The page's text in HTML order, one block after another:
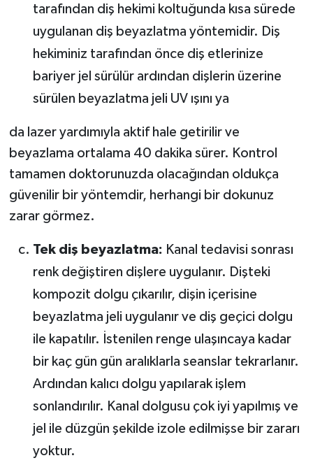
tarafından diş hekimi koltuğunda kısa sürede
uygulanan diş beyazlatma yöntemidir. Diş
hekiminiz tarafından önce diş etlerinize
bariyer jel sürülür ardından dişlerin üzerine
sürülen beyazlatma jeli UV ışını ya
da lazer yardımıyla aktif hale getirilir ve
beyazlama ortalama 40 dakika sürer. Kontrol
tamamen doktorunuzda olacağından oldukça
güvenilir bir yöntemdir, herhangi bir dokunuz
zarar görmez.
Tek diş beyazlatma: Kanal tedavisi sonrası
renk değiştiren dişlere uygulanır. Dişteki
kompozit dolgu çıkarılır, dişin içerisine
beyazlatma jeli uygulanır ve diş geçici dolgu
ile kapatılır. İstenilen renge ulaşıncaya kadar
bir kaç gün gün aralıklarla seanslar tekrarlanır.
Ardından kalıcı dolgu yapılarak işlem
sonlandırılır. Kanal dolgusu çok iyi yapılmış ve
jel ile düzgün şekilde izole edilmişse bir zararı
yoktur.